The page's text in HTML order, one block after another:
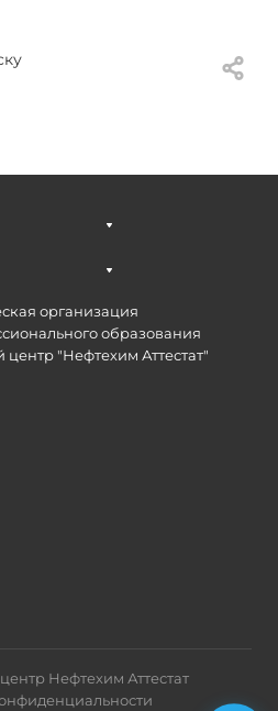
организация
образования
"Нефтехим Аттестат"
Нефтехим Аттестат